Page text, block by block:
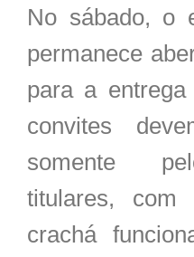
No sábado, o
permanece
para a
convites
somente
titulares, com
crachá